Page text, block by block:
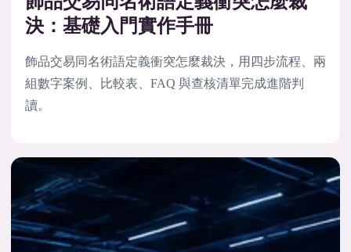
決：基礎入門實作手冊
飾品交易同名術語定義衝突怎麼裁決，用四步流程、兩
組數字案例、比較表、FAQ 與查核清單完成進階判
讀。